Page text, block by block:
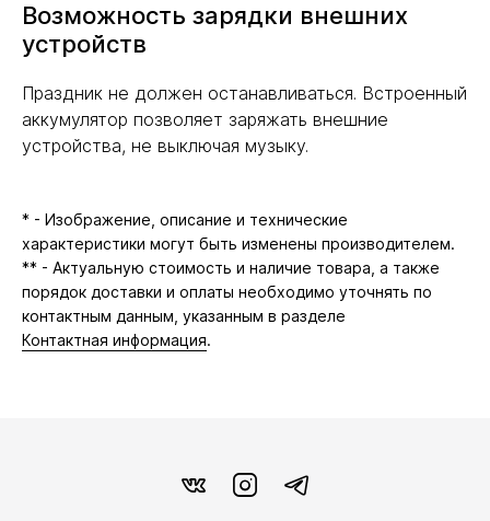
Возможность зарядки внешних
устройств
Праздник не должен останавливаться. Встроенный
аккумулятор позволяет заряжать внешние
устройства, не выключая музыку.
* - Изображение, описание и технические
характеристики могут быть изменены производителем.
** - Актуальную стоимость и наличие товара, а также
порядок доставки и оплаты необходимо уточнять по
контактным данным, указанным в разделе
Контактная информация.